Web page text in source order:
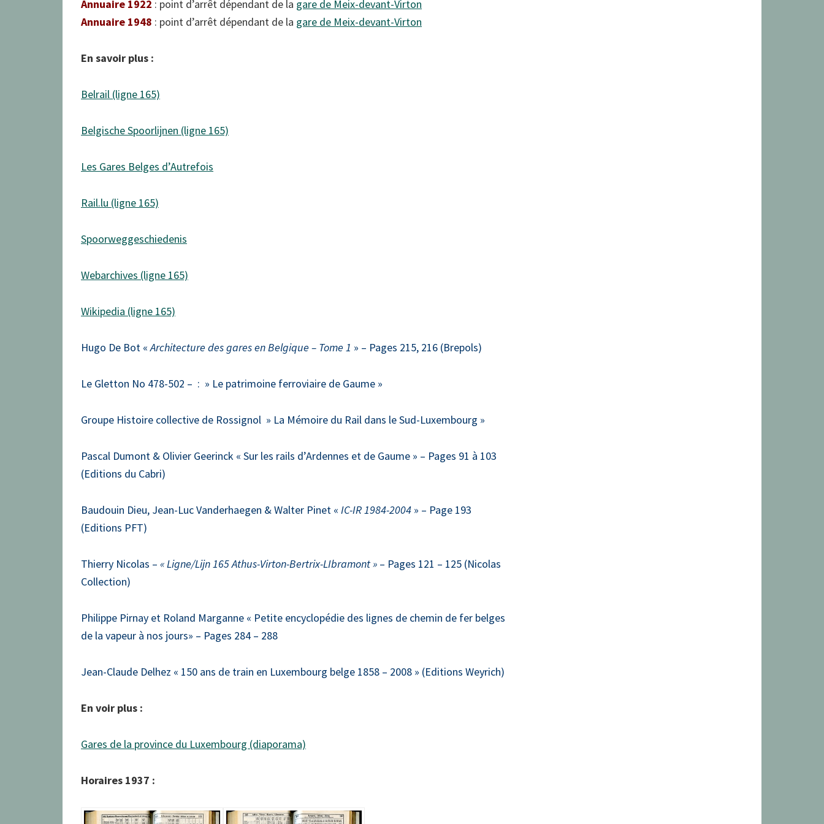
Annuaire 1922 : point d’arrêt dépendant de la gare de Meix-devant-Virton
Annuaire 1948 : point d’arrêt dépendant de la gare de Meix-devant-Virton
En savoir plus :
Belrail (ligne 165)
Belgische Spoorlijnen (ligne 165)
Les Gares Belges d’Autrefois
Rail.lu (ligne 165)
Spoorweggeschiedenis
Webarchives (ligne 165)
Wikipedia (ligne 165)
Hugo De Bot «Architecture des gares en Belgique – Tome 1 » – Pages 215, 216 (Brepols)
Le Gletton No 478-502 – : » Le patrimoine ferroviaire de Gaume »
Groupe Histoire collective de Rossignol » La Mémoire du Rail dans le Sud-Luxembourg »
Pascal Dumont & Olivier Geerinck « Sur les rails d’Ardennes et de Gaume » – Pages 91 à 103
(Editions du Cabri)
Baudouin Dieu, Jean-Luc Vanderhaegen & Walter Pinet « IC-IR 1984-2004 » – Page 193
(Editions PFT)
Thierry Nicolas – « Ligne/Lijn 165 Athus-Virton-Bertrix-LIbramont » – Pages 121 – 125 (Nicolas
Collection)
Philippe Pirnay et Roland Marganne « Petite encyclopédie des lignes de chemin de fer belges
de la vapeur à nos jours» – Pages 284 – 288
Jean-Claude Delhez « 150 ans de train en Luxembourg belge 1858 – 2008 » (Editions Weyrich)
En voir plus :
Gares de la province du Luxembourg (diaporama)
Horaires 1937 :